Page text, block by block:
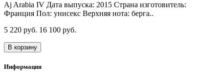
Aj Arabia IV Дата выпуска: 2015 Страна изготовитель:
Франция Пол: унисекс Верхняя нота: берга..
5 220 руб. 16 100 руб.
В корзину
Информация